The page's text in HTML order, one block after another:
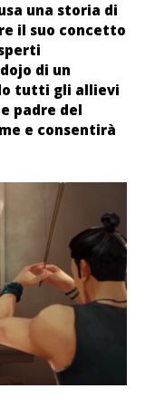
una storia di
il suo concetto
di un
tutti gli allievi
padre del
e consentirà